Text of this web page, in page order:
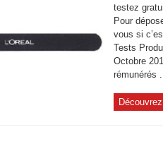
testez
Pour
vous si
Tests
Octobre
rémunérés